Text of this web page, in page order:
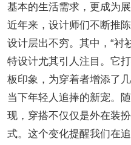
基本的生活需求，更成为
近年来，设计师们不断推
设计层出不穷。其中，“衬
特设计尤其引人注目。它
板印象，为穿着者增添了
当下年轻人追捧的新宠。
现，穿搭不仅仅是外在装
式。这个变化提醒我们在